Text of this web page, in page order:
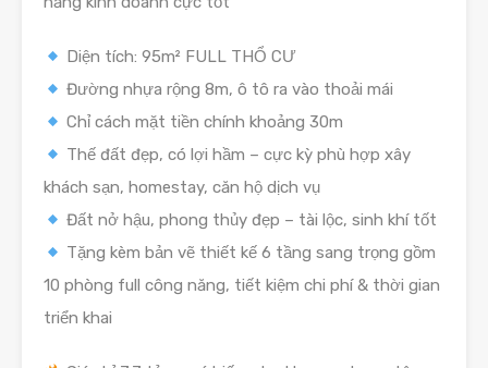
Diện tích: 95m² FULL THỔ CƯ
Đường nhựa rộng 8m, ô tô ra vào thoải mái
Chỉ cách mặt tiền chính khoảng 30m
Thế đất đẹp, có lợi hầm – cực kỳ phù hợp xây
khách sạn, homestay, căn hộ dịch vụ
Đất nở hậu, phong thủy đẹp – tài lộc, sinh khí tốt
Tặng kèm bản vẽ thiết kế 6 tầng sang trọng gồm
10 phòng full công năng, tiết kiệm chi phí & thời gian
triển khai